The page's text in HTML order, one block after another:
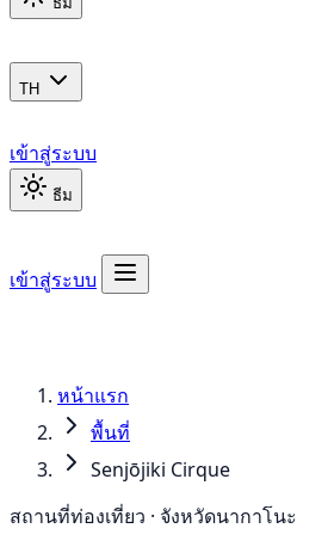
TH
เข้าสู่ระบบ
ธีม
เข้าสู่ระบบ
หน้าแรก
พื้นที่
Senjōjiki Cirque
สถานที่ท่องเที่ยว · จังหวัดนากาโนะ